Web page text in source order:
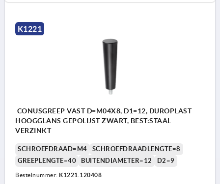
K1221
CONUSGREEP VAST D=M04X8, D1=12, DUROPLAST
HOOGGLANS GEPOLIJST ZWART, BEST:STAAL
VERZINKT
SCHROEFDRAAD=M4
SCHROEFDRAADLENGTE=8
GREEPLENGTE=40
BUITENDIAMETER=12 D2=9
Bestelnummer: K1221.120408